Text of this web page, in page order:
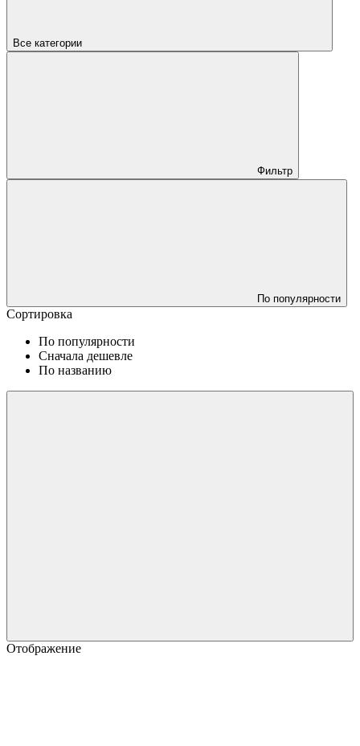
Все категории
Фильтр
По популярности
Сортировка
По популярности
Сначала дешевле
По названию
Отображение